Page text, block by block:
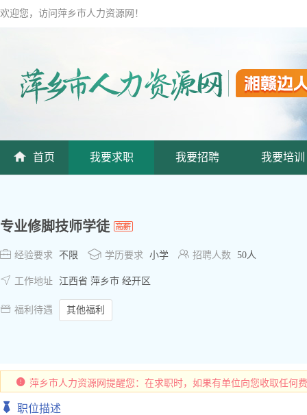
欢迎您，访问萍乡市人力资源网！
首页 我要求职 我要招聘 我要培训
专业修脚技师学徒
 经验要求 不限  学历要求 小学  招聘人数 50人
 工作地址 江西省 萍乡市 经开区
 福利待遇 其他福利
萍乡市人力资源网提醒您：在求职时，如果有单位向您收取任何
职位描述